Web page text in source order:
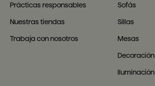
Prácticas responsables
Nuestras tiendas
Trabaja con nosotros
Sofás
Sillas
Mesas
Decoración
Iluminación